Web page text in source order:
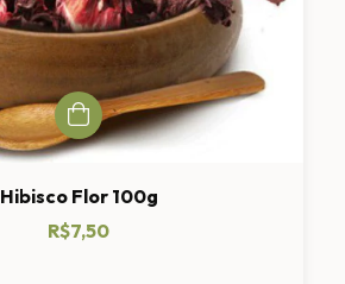
Hibisco Flor 100g
R$7,50